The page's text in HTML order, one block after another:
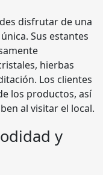
disfrutar de una
única. Sus estantes
hierbas
Los clientes
los productos, así
al visitar el local.
y